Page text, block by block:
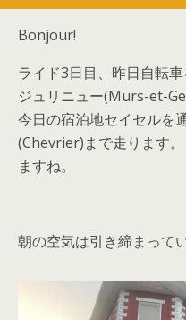
Bonjour!
ライド3日目、昨日自転
ジュリニュー(Murs-et-
今日の宿泊地セイセルを
(Chevrier)まで走ります
ますね。
朝の空気は引き締まって